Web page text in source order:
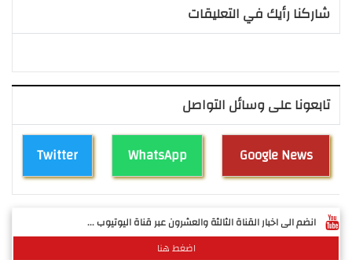
شاركنا رأيك في التعليقات
تابعونا على وسائل التواصل
Twitter WhatsApp Google News
انضم الى اخبار القناة الثالثة والعشرون عبر قناة اليوتيوب ...
اضغط هنا